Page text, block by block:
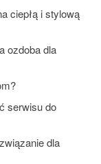
ciepłą i stylową
ozdoba dla
serwisu do
dla